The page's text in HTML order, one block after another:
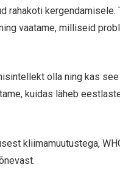
rahakoti
vaatame, milliseid
olla ning kas
kuidas läheb
kliimamuutustega,